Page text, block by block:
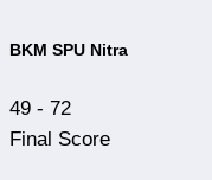
BKM SPU Nitra
49 - 72
Final Score